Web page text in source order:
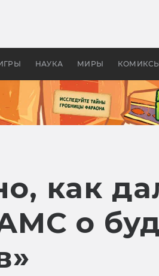
НАУКА МИРЫ
бы «Властелина колец»
как
о